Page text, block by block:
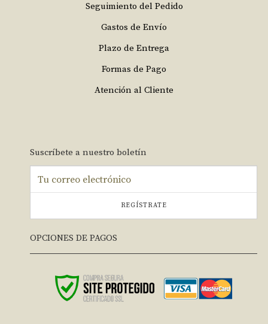
Seguimiento del Pedido
Gastos de Envío
Plazo de Entrega
Formas de Pago
Atención al Cliente
Suscríbete a nuestro boletín
REGÍSTRATE
OPCIONES DE PAGOS